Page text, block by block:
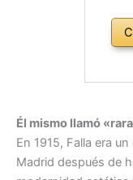
Él mismo llamó
En 1915, Falla era
Madrid después de